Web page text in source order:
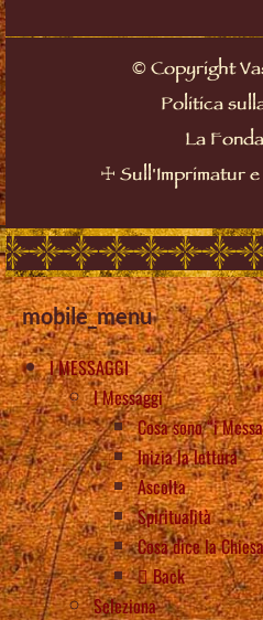
©Copyright
Politica
La
☩ Sull'Imprimatur
mobile_menu
I MESSAGGI
I Messaggi
Cosa sono “i
Inizia la lettura
Ascolta
Spiritualità
Cosa dice la
Back
Seleziona